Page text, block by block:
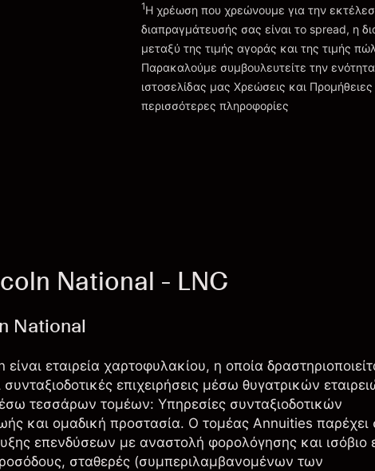
Χρεώσεις και Τέλη
1Η χρέωση που χρεώνουμε για την
διαπραγμάτευσής σας είναι το spread, η
μεταξύ της τιμής αγοράς και της τιμής
Παρακαλούμε συμβουλευτείτε την
ιστοσελίδας μας Χρεώσεις και Προμήθειες
περισσότερες πληροφορίες
National - LNC
National
εταιρεία χαρτοφυλακίου, η οποία
επιχειρήσεις μέσω θυγατρικών
τεσσάρων τομέων: Υπηρεσίες συνταξιοδοτικών
και ομαδική προστασία. Ο τομέας Annuities παρέχει
επενδύσεων με αναστολή φορολόγησης και ισόβιο
σταθερές (συμπεριλαμβανομένων των